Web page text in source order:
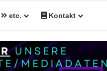
etc. Kontakt